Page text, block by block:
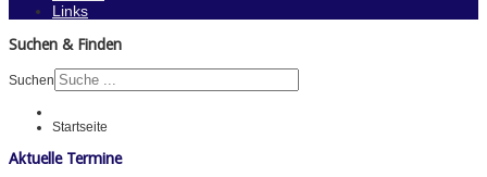
Links
Suchen & Finden
Suchen
Startseite
Aktuelle Termine